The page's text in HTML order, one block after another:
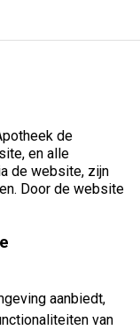
de
en alle
de website, zijn
Door de website
aanbiedt,
van